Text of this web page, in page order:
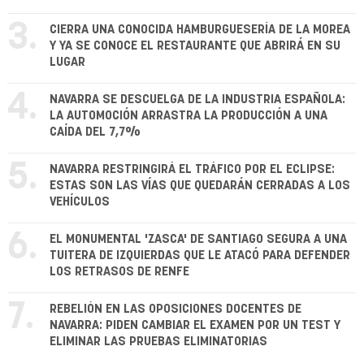
3.
CIERRA UNA CONOCIDA HAMBURGUESERÍA DE LA MOREA
Y YA SE CONOCE EL RESTAURANTE QUE ABRIRÁ EN SU
LUGAR
4.
NAVARRA SE DESCUELGA DE LA INDUSTRIA ESPAÑOLA:
LA AUTOMOCIÓN ARRASTRA LA PRODUCCIÓN A UNA
CAÍDA DEL 7,7%
5.
NAVARRA RESTRINGIRÁ EL TRÁFICO POR EL ECLIPSE:
ESTAS SON LAS VÍAS QUE QUEDARÁN CERRADAS A LOS
VEHÍCULOS
6.
EL MONUMENTAL 'ZASCA' DE SANTIAGO SEGURA A UNA
TUITERA DE IZQUIERDAS QUE LE ATACÓ PARA DEFENDER
LOS RETRASOS DE RENFE
7.
REBELIÓN EN LAS OPOSICIONES DOCENTES DE
NAVARRA: PIDEN CAMBIAR EL EXAMEN POR UN TEST Y
ELIMINAR LAS PRUEBAS ELIMINATORIAS